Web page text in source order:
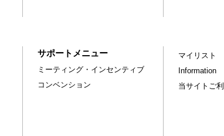
サポートメニュー
ミーティング・インセンティブ
コンベンション
マイリスト
Information
当サイトご